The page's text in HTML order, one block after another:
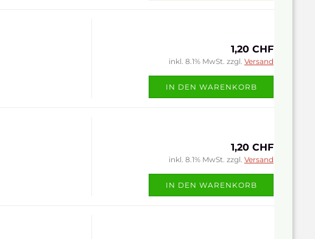
1,20 CHF
inkl. 8.1% MwSt. zzgl. Versand
IN DEN WARENKORB
1,20 CHF
inkl. 8.1% MwSt. zzgl. Versand
IN DEN WARENKORB